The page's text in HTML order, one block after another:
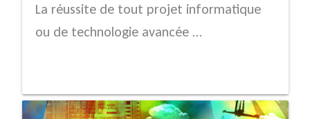
La réussite de tout projet informatique
ou de technologie avancée …